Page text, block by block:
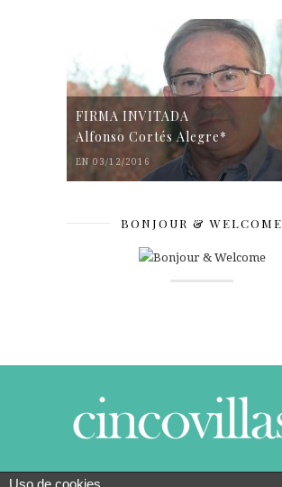
FIRMA INVITADA
Alfonso Cortés Alegre*
EN 03/12/2016
BONJOUR & WELCOME
Uso de cookies